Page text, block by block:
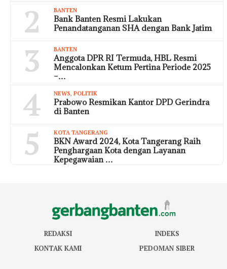
2 BANTEN
Bank Banten Resmi Lakukan
Penandatanganan SHA dengan Bank Jatim
3 BANTEN
Anggota DPR RI Termuda, HBL Resmi
Mencalonkan Ketum Pertina Periode 2025
–…
4 NEWS, POLITIK
Prabowo Resmikan Kantor DPD Gerindra
di Banten
5 KOTA TANGERANG
BKN Award 2024, Kota Tangerang Raih
Penghargaan Kota dengan Layanan
Kepegawaian …
REDAKSI
INDEKS
KONTAK KAMI
PEDOMAN SIBER